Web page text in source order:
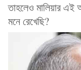
তাহলেও মালিয়ার
মনে রেখেছি?